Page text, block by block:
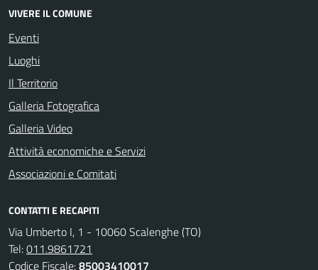
VIVERE IL COMUNE
Eventi
Luoghi
Il Territorio
Galleria Fotografica
Galleria Video
Attività economiche e Servizi
Associazioni e Comitati
CONTATTI E RECAPITI
Via Umberto I, 1 - 10060 Scalenghe (TO)
Tel:011.9861721
Codice Fiscale:85003410017